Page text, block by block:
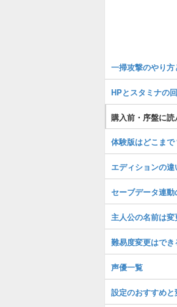
一掃攻撃のやり方
HPとスタミナの
購入前・序盤に
体験版はどこまで
エディションの
セーブデータ連動
主人公の名前は変
難易度変更はでき
声優一覧
設定のおすすめ